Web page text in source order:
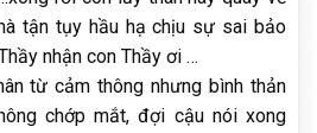
tận tụy hầu hạ chịu sự sai bảo
nhận con Thầy ơi …
từ cảm thông nhưng bình thản
chớp mắt, đợi cậu nói xong